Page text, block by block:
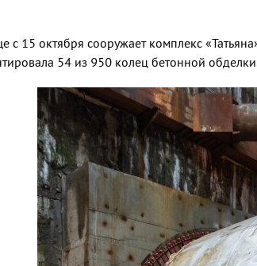
с 15 ок­тября сооружает комплекс
54 из 950 колец бетонной